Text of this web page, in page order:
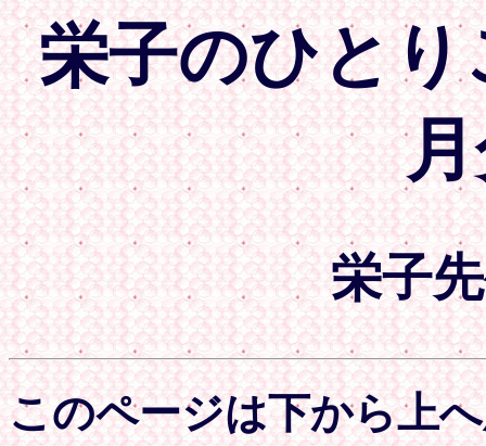
栄子のひとり
栄子
このページは下から上